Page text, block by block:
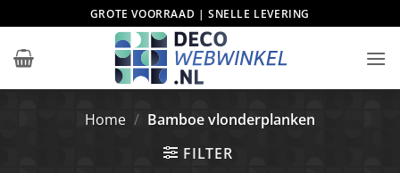
naar
inhoud
GROTE VOORRAAD | SNELLE LEVERING
Home / Bamboe vlonderplanken
FILTER